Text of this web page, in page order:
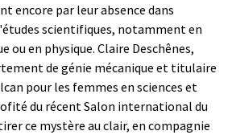
encore par leur absence dans
scientifiques, notamment en
ou en physique. Claire Deschênes,
de génie mécanique et titulaire
pour les femmes en sciences et
du récent Salon international du
ce mystère au clair, en compagnie